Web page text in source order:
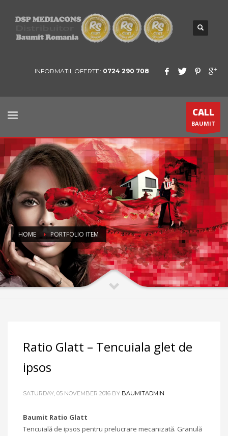
INFORMATII, OFERTE: 0724 290 708
CALL
BAUMIT
HOME PORTFOLIO ITEM
Ratio Glatt – Tencuiala glet de
ipsos
SATURDAY, 05 NOVEMBER 2016 BY BAUMITADMIN
Baumit Ratio Glatt
Tencuială de ipsos pentru prelucrare mecanizată. Granulă